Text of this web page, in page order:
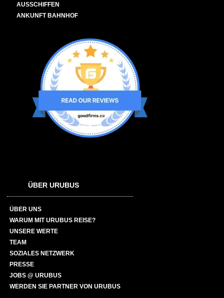
AUSSCHIFFEN
ANKUNFT BAHNHOF
ÜBER URUBUS
ÜBER UNS
WARUM MIT URUBUS REISE?
UNSERE WERTE
TEAM
SOZIALES NETZWERK
PRESSE
JOBS @ URUBUS
WERDEN SIE PARTNER VON URUBUS